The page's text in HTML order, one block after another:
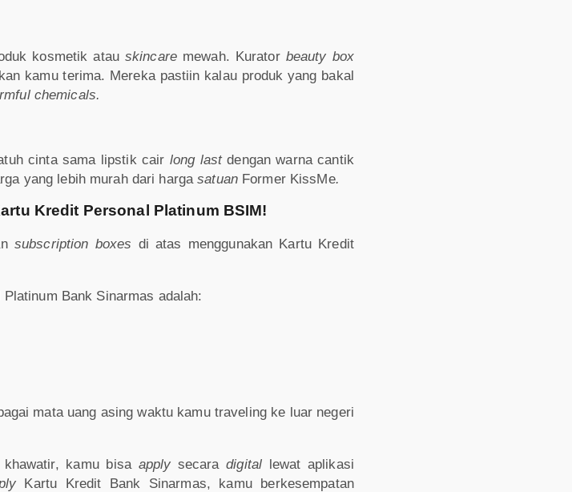
kosmetik atau skincaremewah. Kurator beauty box
kamu terima. Mereka pastiin kalau produk yang bakal
chemicals.
cinta sama lipstik cair long lastdengan warna cantik
yang lebih murah dari hargasatuan Former KissMe.
Kredit Personal Platinum BSIM!
subscription boxes di atas menggunakan Kartu Kredit
Bank Sinarmas adalah:
mata uang asing waktu kamu traveling ke luar negeri
kamu bisa apply secaradigital lewat aplikasi
Kartu Kredit Bank Sinarmas, kamu berkesempatan